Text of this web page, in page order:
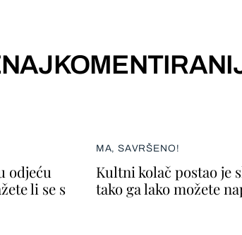
odjeću
li se s
MA, SAVRŠENO!
Kultni kolač postao je
tako ga lako možete